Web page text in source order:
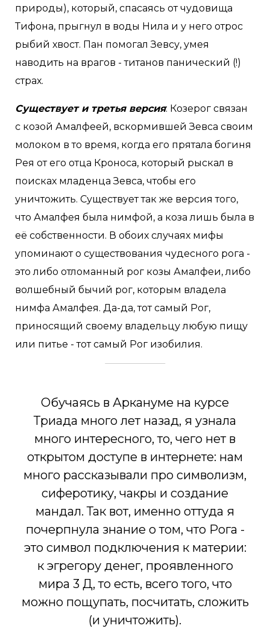
природы), который, спасаясь от чудовища
Тифона, прыгнул в воды Нила и у него отрос
рыбий хвост. Пан помогал Зевсу, умея
наводить на врагов - титанов панический (!)
страх.
Существует и третья версия: Козерог связан
с козой Амалфеей, вскормившей Зевса своим
молоком в то время, когда его прятала богиня
Рея от его отца Кроноса, который рыскал в
поисках младенца Зевса, чтобы его
уничтожить. Существует так же версия того,
что Амалфея была нимфой, а коза лишь была в
её собственности. В обоих случаях мифы
упоминают о существования чудесного рога -
это либо отломанный рог козы Амалфеи, либо
волшебный бычий рог, которым владела
нимфа Амалфея. Да-да, тот самый Рог,
приносящий своему владельцу любую пищу
или питье - тот самый Рог изобилия.
Обучаясь в Аркануме на курсе
Триада много лет назад, я узнала
много интересного, то, чего нет в
открытом доступе в интернете: нам
много рассказывали про символизм,
сиферотику, чакры и создание
мандал. Так вот, именно оттуда я
почерпнула знание о том, что Рога -
это символ подключения к материи:
к эгрегору денег, проявленного
мира 3 Д, то есть, всего того, что
можно пощупать, посчитать, сложить
(и уничтожить).